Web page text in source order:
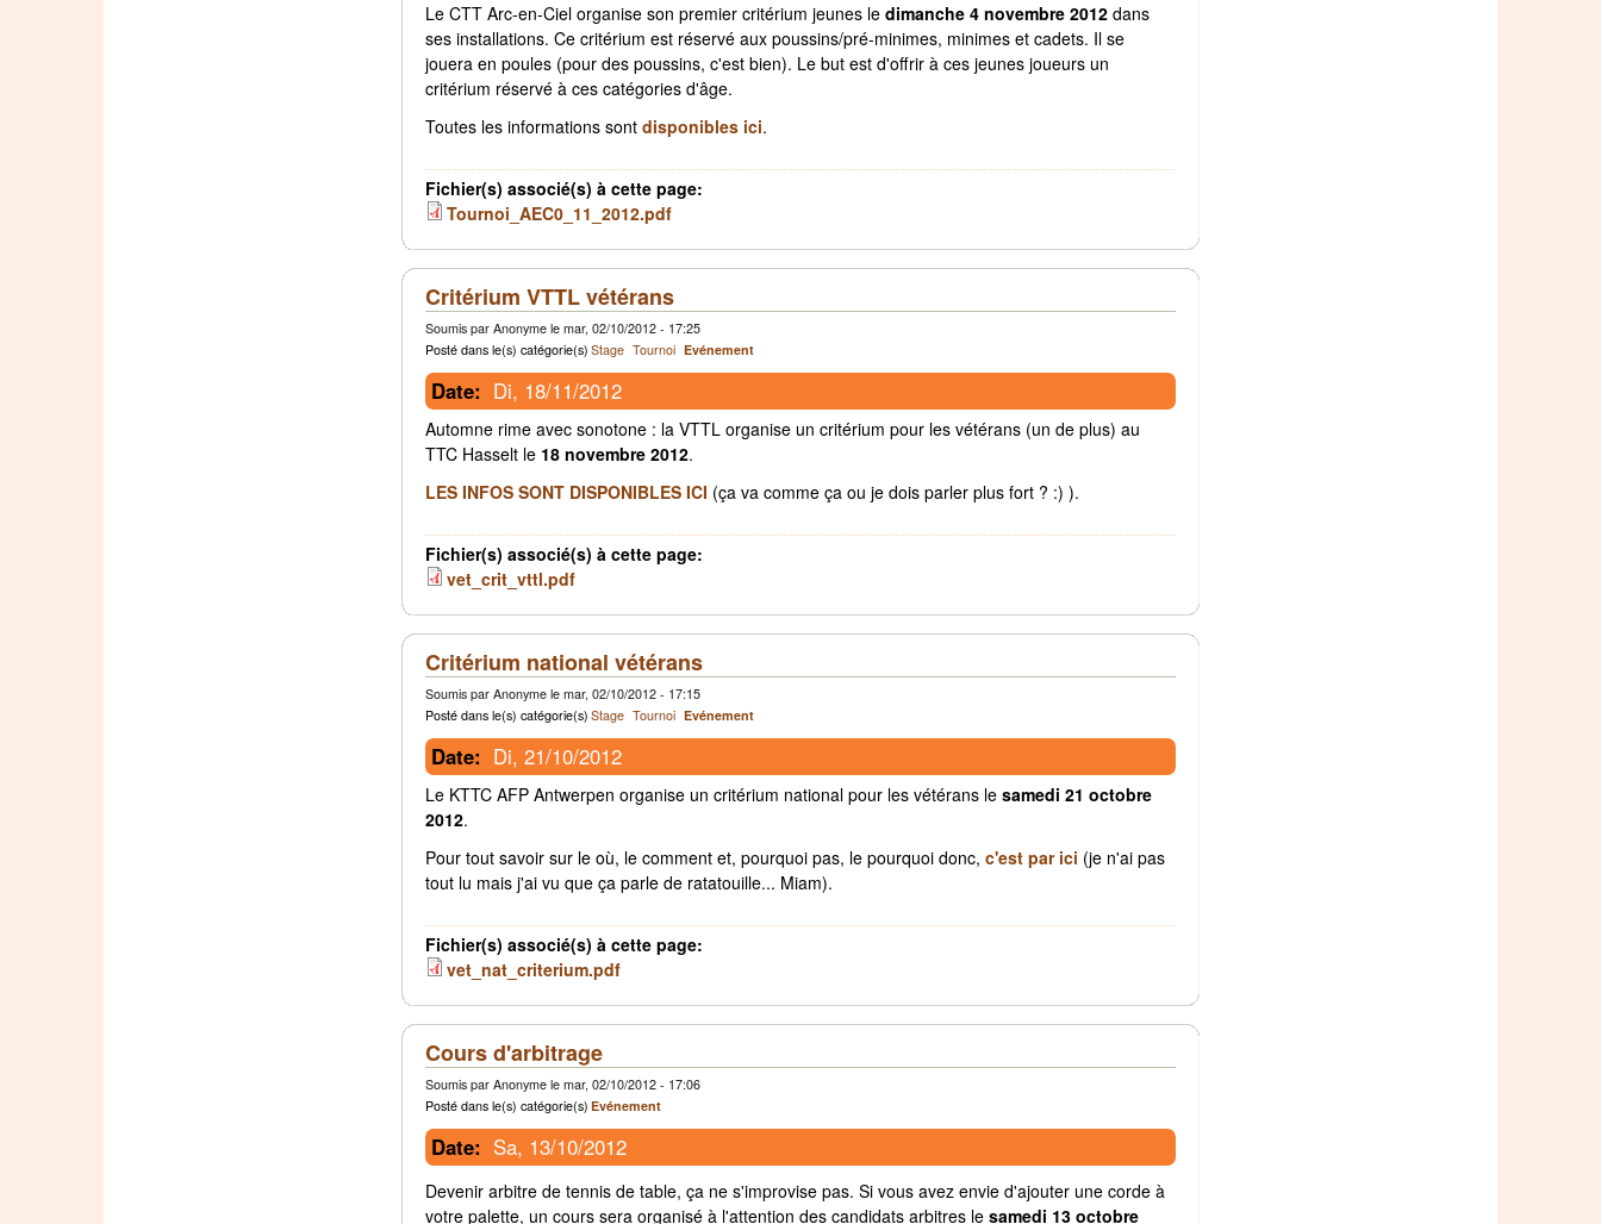
Le CTT Arc-en-Ciel organise son premier critérium jeunes ledimanche 4 novembre 2012 dans
ses installations. Ce critérium est réservé aux poussins/pré-minimes, minimes et cadets. Il se
jouera en poules (pour des poussins, c'est bien). Le but est d'offrir à ces jeunes joueurs un
critérium réservé à ces catégories d'âge.
Toutes les informations sontdisponibles ici.
Fichier(s) associé(s) à cette page:
Tournoi_AEC0_11_2012.pdf
Critérium VTTL vétérans
Soumis par Anonyme le mar, 02/10/2012 - 17:25
Posté dans le(s) catégorie(s) Stage Tournoi Evénement
Date: Di, 18/11/2012
Automne rime avec sonotone : la VTTL organise un critérium pour les vétérans (un de plus) au
TTC Hasselt le 18 novembre 2012.
LES INFOS SONT DISPONIBLES ICI (ça va comme ça ou je dois parler plus fort ? :) ).
Fichier(s) associé(s) à cette page:
vet_crit_vttl.pdf
Critérium national vétérans
Soumis par Anonyme le mar, 02/10/2012 - 17:15
Posté dans le(s) catégorie(s) Stage Tournoi Evénement
Date: Di, 21/10/2012
Le KTTC AFP Antwerpen organise un critérium national pour les vétérans lesamedi 21 octobre
2012.
Pour tout savoir sur le où, le comment et, pourquoi pas, le pourquoi donc,c'est par ici (je n'ai pas
tout lu mais j'ai vu que ça parle de ratatouille... Miam).
Fichier(s) associé(s) à cette page:
vet_nat_criterium.pdf
Cours d'arbitrage
Soumis par Anonyme le mar, 02/10/2012 - 17:06
Posté dans le(s) catégorie(s) Evénement
Date: Sa, 13/10/2012
Devenir arbitre de tennis de table, ça ne s'improvise pas. Si vous avez envie d'ajouter une corde à
votre palette, un cours sera organisé à l'attention des candidats arbitres lesamedi 13 octobre